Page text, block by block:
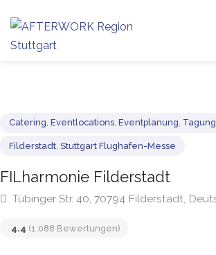
FILharmonie Filderstadt